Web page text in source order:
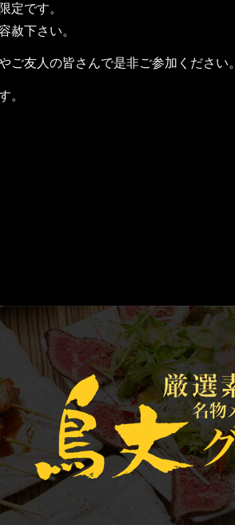
定です。
赦下さい。
友人の皆さんで是非ご参加ください。
。